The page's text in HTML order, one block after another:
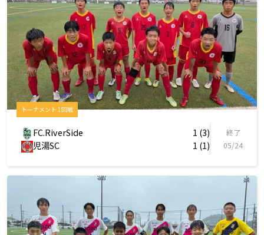
トーナメント 1回戦
FC.RiverSide 1 (3)
児湯SC 1 (1)
終了
05/24